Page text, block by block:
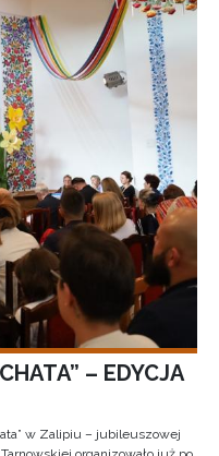
– EDYCJA
w Zalipiu – jubileuszowej